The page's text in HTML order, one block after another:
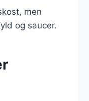
men
og saucer.